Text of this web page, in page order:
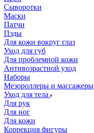
Сыворотки
Маски
Патчи
Пэды
Для кожи вокруг глаз
Уход для губ
Для проблемной кожи
Антивозрастной уход
Наборы
Мезороллеры и массажеры
Уход для тела
Для рук
Для ног
Для кожи
Коррекция фигуры